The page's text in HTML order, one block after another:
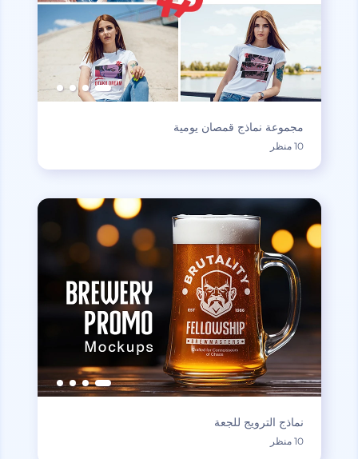
مجموعة نماذج قمصان يومية
10 منظر
نماذج الترويج للجعة
10 منظر